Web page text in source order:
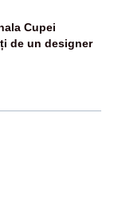
Cupei
de un designer